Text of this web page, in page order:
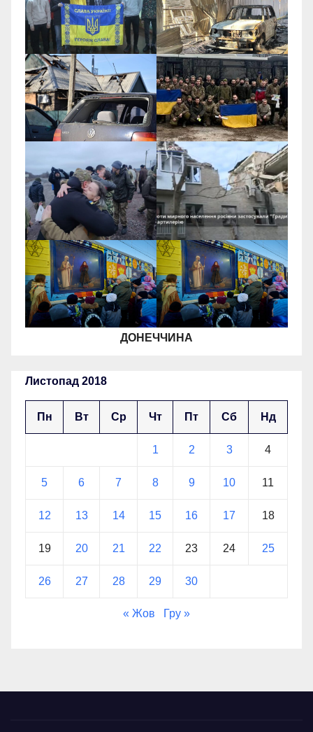
ДОНЕЧЧИНА
Листопад 2018
Пн Вт Ср Чт Пт Сб Нд
1 2 3 4
5 6 7 8 9 10 11
12 13 14 15 16 17 18
19 20 21 22 23 24 25
26 27 28 29 30
« Жов Гру »